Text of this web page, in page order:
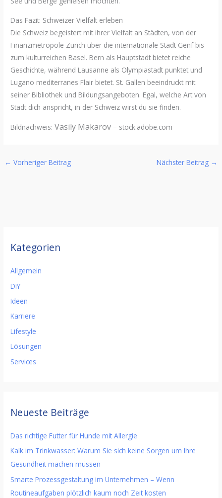
Das Fazit: Schweizer Vielfalt erleben
Die Schweiz begeistert mit ihrer Vielfalt an Städten, von der
Finanzmetropole Zürich über die internationale Stadt Genf bis
zum kulturreichen Basel. Bern als Hauptstadt bietet reiche
Geschichte, während Lausanne als Olympiastadt punktet und
Lugano mediterranes Flair bietet. St. Gallen beeindruckt mit
seiner Bibliothek und Bildungsangeboten. Egal, welche Art von
Stadt dich anspricht, in der Schweiz wirst du sie finden.
Bildnachweis: Vasily Makarov – stock.adobe.com
← Vorheriger Beitrag Nächster Beitrag →
Kategorien
Allgemein
DIY
Ideen
Karriere
Lifestyle
Lösungen
Services
Neueste Beiträge
Das richtige Futter für Hunde mit Allergie
Kalk im Trinkwasser: Warum Sie sich keine Sorgen um Ihre
Gesundheit machen müssen
Smarte Prozessgestaltung im Unternehmen – Wenn
Routineaufgaben plötzlich kaum noch Zeit kosten